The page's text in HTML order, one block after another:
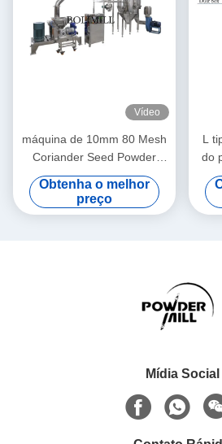
Vídeo
máquina de 10mm 80 Mesh
Coriander Seed Powder
Grinder
Obtenha o melhor
preço
L
do
Mídia Social